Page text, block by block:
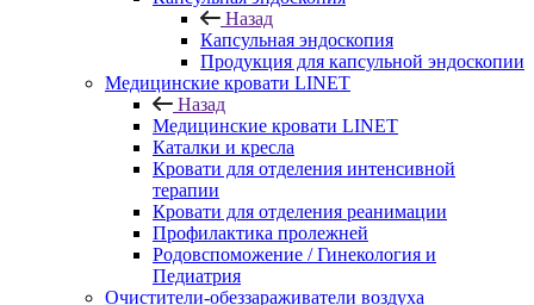
Назад
Капсульная эндоскопия
Продукция для капсульной эндоскопии
Медицинские кровати LINET
Назад
Медицинские кровати LINET
Каталки и кресла
Кровати для отделения интенсивной
терапии
Кровати для отделения реанимации
Профилактика пролежней
Родовспоможение / Гинекология и
Педиатрия
Очистители-обеззараживатели воздуха